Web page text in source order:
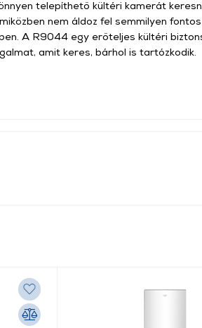
telepíthető kültéri kamerát
nem áldoz fel semmilyen
A R9044 egy erőteljes kültéri
amit keres, bárhol is tartózkodik.